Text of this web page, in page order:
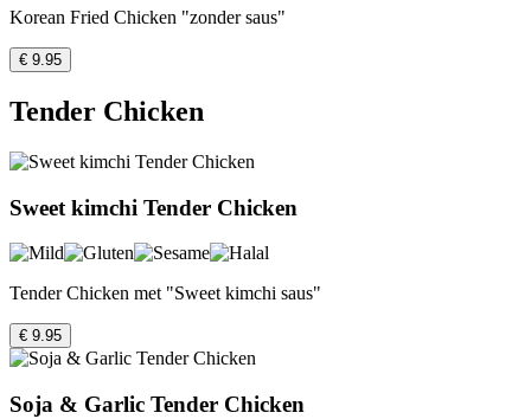
Korean Fried Chicken "zonder saus"
€ 9.95
Tender Chicken
Sweet kimchi Tender Chicken
Tender Chicken met "Sweet kimchi saus"
€ 9.95
Soja & Garlic Tender Chicken